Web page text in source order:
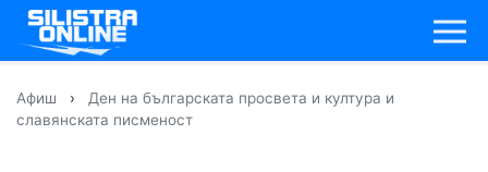
Афиш ›
Ден на българската просвета и култура и
славянската писменост